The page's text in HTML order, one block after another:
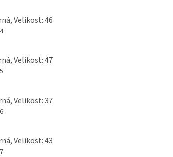
Velikost: 46
Velikost: 47
Velikost: 37
Velikost: 43